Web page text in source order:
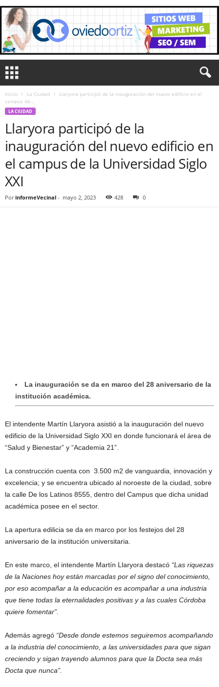
Inicio La Ciudad
Llaryora participó de la inauguración del nuevo edificio en el
campus de...
LA CIUDAD
Llaryora participó de la
inauguración del nuevo edificio en
el campus de la Universidad Siglo
XXI
Por informeVecinal - mayo 2, 2023 428 0
La inauguración se da en marco del 28 aniversario de la
institución académica.
El intendente Martín Llaryora asistió a la inauguración del nuevo
edificio de la Universidad Siglo XXI en donde funcionará el área de
“Salud y Bienestar” y “Academia 21”.
La construcción cuenta con 3.500 m2 de vanguardia, innovación y
excelencia; y se encuentra ubicado al noroeste de la ciudad, sobre
la calle De los Latinos 8555, dentro del Campus que dicha unidad
académica posee en el sector.
La apertura edilicia se da en marco por los festejos del 28
aniversario de la institución universitaria.
En este marco, el intendente Martín Llaryora destacó “Las riquezas
de la Naciones hoy están marcadas por el signo del conocimiento,
por eso acompañar a la educación es acompañar a una industria
que tiene todas la eternalidades positivas y a las cuales Córdoba
quiere fomentar”.
Además agregó “Desde donde estemos seguiremos acompañando
a la industria del conocimiento, a las universidades para que sigan
creciendo y sigan trayendo alumnos para que la Docta sea más
Docta que nunca”.